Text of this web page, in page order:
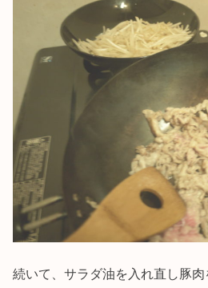
続いて、サラダ油を入れ直し豚